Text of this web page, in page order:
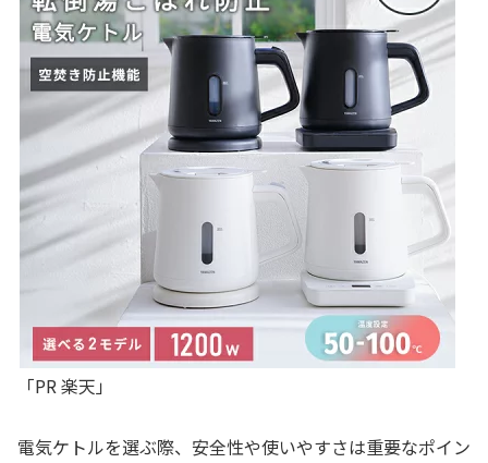
「PR 楽天」
電気ケトルを選ぶ際、安全性や使いやすさは重要なポイン